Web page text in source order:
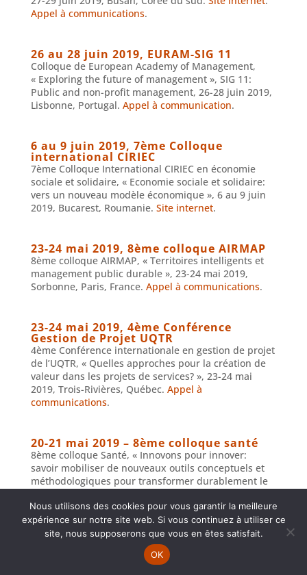
Appel à communications.
26 au 28 juin 2019, EURAM-SIG 11
Colloque de European Academy of Management,
« Exploring the future of management », SIG 11:
Public and non-profit management, 26-28 juin 2019,
Lisbonne, Portugal. Appel à communication.
6 au 9 juin 2019, 7ème Colloque
international CIRIEC
7ème Colloque International CIRIEC en économie
sociale et solidaire, « Economie sociale et solidaire:
vers un nouveau modèle économique », 6 au 9 juin
2019, Bucarest, Roumanie. Site internet.
23-24 mai 2019, 8ème colloque AIRMAP
8ème colloque AIRMAP, « Territoires intelligents et
management public durable », 23-24 mai 2019,
Sorbonne, Paris, France. Appel à communications.
23-24 mai 2019, 4ème Conférence
Gestion de Projet UQTR
4ème Conférence internationale en gestion de projet
de l’UQTR, « Quelles approches pour la création de
valeur dans les projets de services? », 23-24 mai
2019, Trois-Rivières, Québec. Appel à
communications.
20-21 mai 2019 – 8ème colloque santé
8ème colloque Santé, « Innovons pour innover:
savoir mobiliser de nouveaux outils conceptuels et
méthodologiques pour transformer durablement le
France.Appel à communications.
16 mai 2019, Symposium MAPS
Symposium MAPS Management & Psychiatrie,
Nous utilisons des cookies pour vous garantir la meilleure
expérience sur notre site web. Si vous continuez à utiliser ce
site, nous supposerons que vous en êtes satisfait.
OK